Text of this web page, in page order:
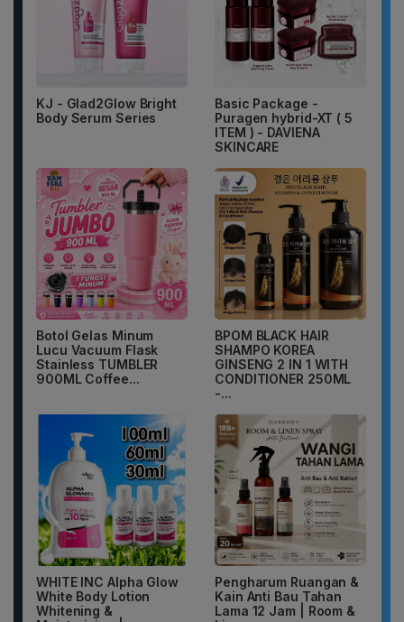
KJ - Glad2Glow Bright
Body Serum Series
Basic Package -
Puragen hybrid-XT ( 5
ITEM ) - DAVIENA
SKINCARE
Botol Gelas Minum
Lucu Vacuum Flask
Stainless TUMBLER
900ML Coffee...
BPOM BLACK HAIR
SHAMPO KOREA
GINSENG 2 IN 1 WITH
CONDITIONER 250ML
-...
WHITE INC Alpha Glow
White Body Lotion
Whitening &
Pengharum Ruangan &
Kain Anti Bau Tahan
Lama 12 Jam | Room &